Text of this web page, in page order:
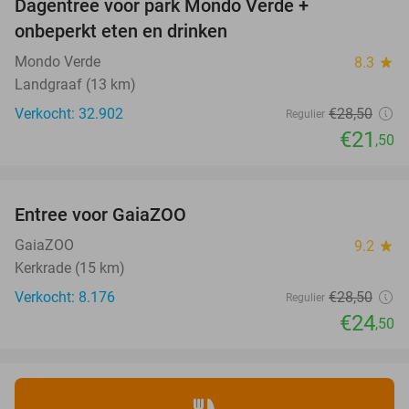
Dagentree voor park Mondo Verde +
onbeperkt eten en drinken
Mondo Verde 8.3 star
Landgraaf (13 km)
Verkocht: 32.902
Regulier €28,50
€21 ,50
Entree voor GaiaZOO
GaiaZOO 9.2 star
Kerkrade (15 km)
Verkocht: 8.176
Regulier €28,50
€24,50